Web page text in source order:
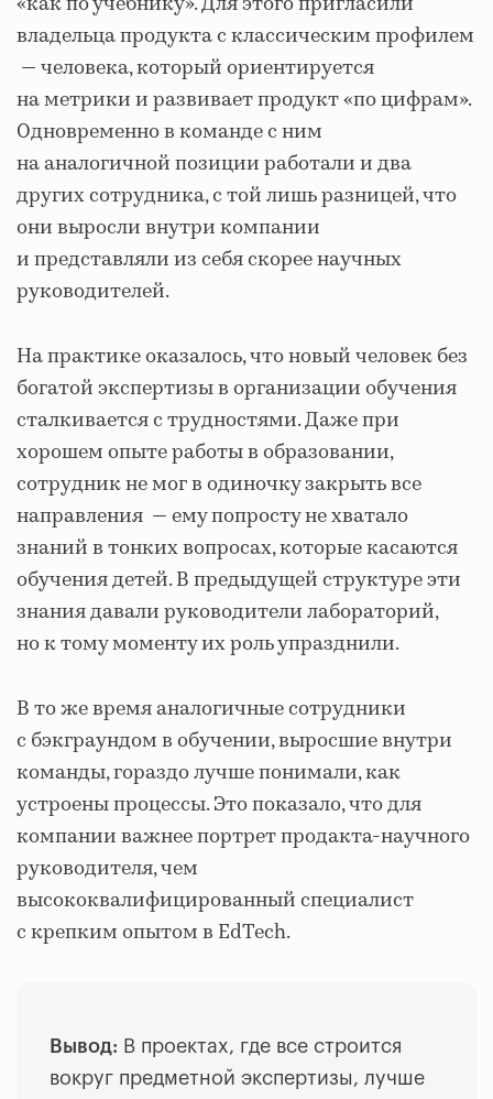
владельца продукта с классическим профилем
— человека, который ориентируется
на метрики и развивает продукт «по цифрам».
Одновременно в команде с ним
на аналогичной позиции работали и два
других сотрудника, с той лишь разницей, что
они выросли внутри компании
и представляли из себя скорее научных
руководителей.
На практике оказалось, что новый человек без
богатой экспертизы в организации обучения
сталкивается с трудностями. Даже при
хорошем опыте работы в образовании,
сотрудник не мог в одиночку закрыть все
направления — ему попросту не хватало
знаний в тонких вопросах, которые касаются
обучения детей. В предыдущей структуре эти
знания давали руководители лабораторий,
но к тому моменту их роль упразднили.
В то же время аналогичные сотрудники
с бэкграундом в обучении, выросшие внутри
команды, гораздо лучше понимали, как
устроены процессы. Это показало, что для
компании важнее портрет продакта-научного
руководителя, чем
высококвалифицированный специалист
с крепким опытом в EdTech.
Вывод: В проектах, где все строится
вокруг предметной экспертизы, лучше